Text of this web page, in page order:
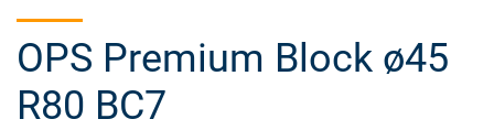
OPS Premium Block ø45
R80 BC7